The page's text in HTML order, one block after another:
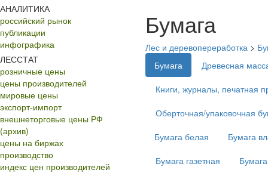
АНАЛИТИКА
российский рынок
публикации
инфографика
ЛЕССТАТ
розничные цены
цены производителей
мировые цены
экспорт-импорт
внешнеторговые цены РФ
(архив)
цены на биржах
производство
индекс цен производителей
Бумага
Лес и деревопереработка >
Бумага
Древесная
Книги, журналы, печатная
Оберточная/упаковочная
Бумага белая
Бумага
Бумага газетная